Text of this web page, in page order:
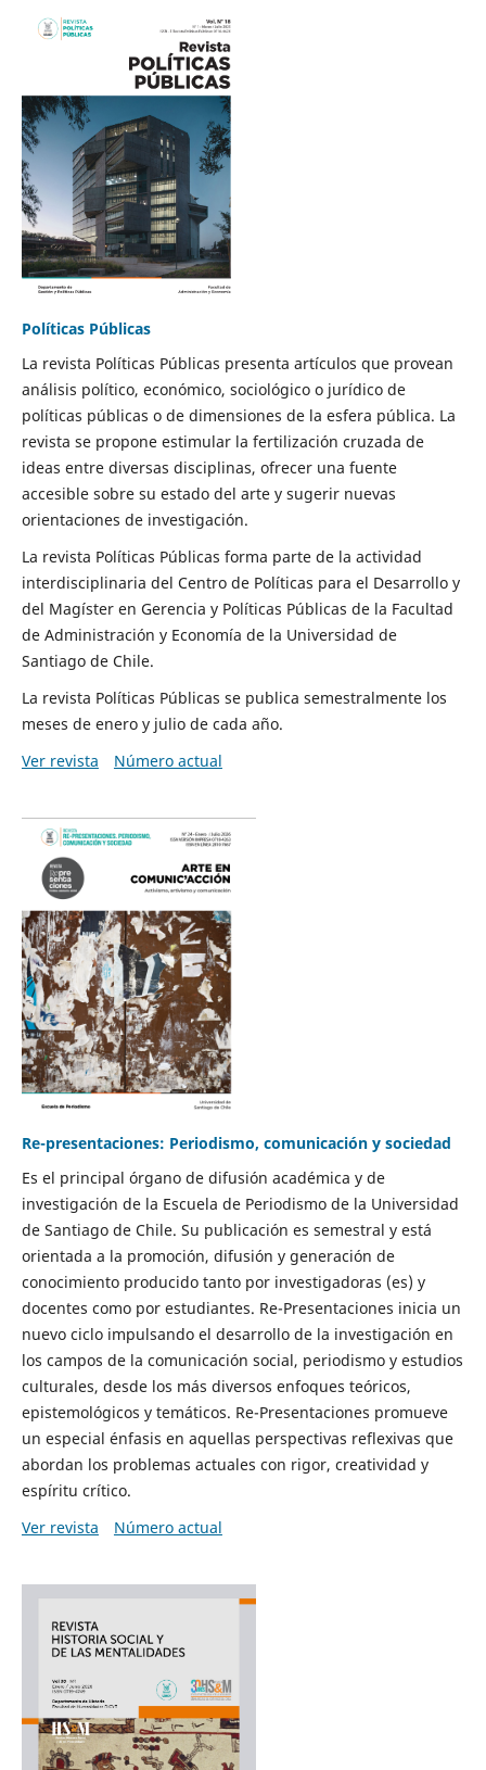
Políticas Públicas
La revista Políticas Públicas presenta artículos que provean
análisis político, económico, sociológico o jurídico de
políticas públicas o de dimensiones de la esfera pública. La
revista se propone estimular la fertilización cruzada de
ideas entre diversas disciplinas, ofrecer una fuente
accesible sobre su estado del arte y sugerir nuevas
orientaciones de investigación.
La revista Políticas Públicas forma parte de la actividad
interdisciplinaria del Centro de Políticas para el Desarrollo y
del Magíster en Gerencia y Políticas Públicas de la Facultad
de Administración y Economía de la Universidad de
Santiago de Chile.
La revista Políticas Públicas se publica semestralmente los
meses de enero y julio de cada año.
Ver revista
Número actual
Re-presentaciones: Periodismo, comunicación y sociedad
Es el principal órgano de difusión académica y de
investigación de la Escuela de Periodismo de la Universidad
de Santiago de Chile. Su publicación es semestral y está
orientada a la promoción, difusión y generación de
conocimiento producido tanto por investigadoras (es) y
docentes como por estudiantes. Re-Presentaciones inicia un
nuevo ciclo impulsando el desarrollo de la investigación en
los campos de la comunicación social, periodismo y estudios
culturales, desde los más diversos enfoques teóricos,
epistemológicos y temáticos. Re-Presentaciones promueve
un especial énfasis en aquellas perspectivas reflexivas que
abordan los problemas actuales con rigor, creatividad y
espíritu crítico.
Ver revista
Número actual